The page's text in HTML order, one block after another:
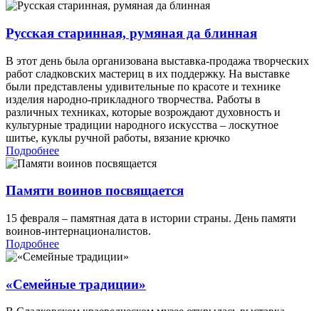
Русская старинная, румяная да блинная
В этот день была организована выставка-продажа творческих
работ сладковских мастериц в их поддержку. На выставке
были представлены удивительные по красоте и технике
изделия народно-прикладного творчества. Работы в
различных техниках, которые возрождают духовность и
культурные традиции народного искусства – лоскутное
шитье, куклы ручной работы, вязание крючко
Подробнее
Памяти воинов посвящается
15 февраля – памятная дата в истории страны. День памяти
воинов-интернационалистов.
Подробнее
«Семейные традиции»